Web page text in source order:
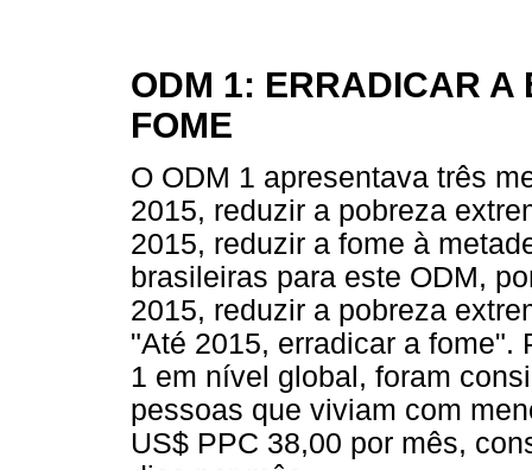
ODM 1: ERRADICAR A
FOME
O ODM 1 apresentava três
2015, reduzir a pobreza
2015, reduzir a fome à
brasileiras para este ODM,
2015, reduzir a pobreza
"Até 2015, erradicar a fome".
1 em nível global, foram
pessoas que viviam com
US$ PPC 38,00 por mês,